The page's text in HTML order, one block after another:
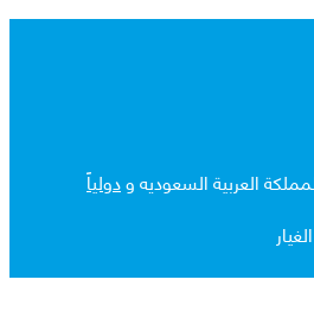
العربية السعوديه ودولياً